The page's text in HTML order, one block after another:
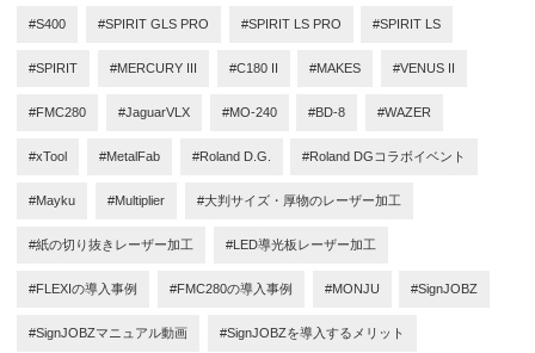
#S400 #SPIRIT GLS PRO #SPIRIT LS PRO #SPIRIT LS
#SPIRIT #MERCURY III #C180 II #MAKES #VENUS II
#FMC280 #JaguarVLX #MO-240 #BD-8 #WAZER
#xTool #MetalFab #Roland D.G. #Roland DGコラボイベント
#Mayku #Multiplier #大判サイズ・厚物のレーザー加工
#紙の切り抜きレーザー加工 #LED導光板レーザー加工
#FLEXIの導入事例 #FMC280の導入事例 #MONJU #SignJOBZ
#SignJOBZマニュアル動画 #SignJOBZを導入するメリット